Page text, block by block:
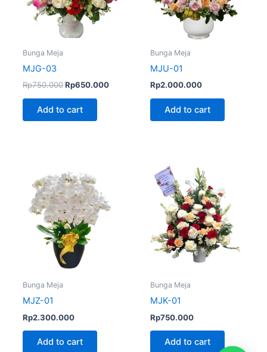
Bunga Meja
MJG-03
Rp750.000 Rp650.000
Add to cart
Bunga Meja
MJU-01
Rp2.000.000
Add to cart
Bunga Meja
MJZ-01
Rp2.300.000
Add to cart
Bunga Meja
MJK-01
Rp750.000
Add to cart